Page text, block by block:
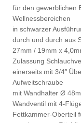
für den gewerblichen
Wellnessbereichen
in schwarzer
durch und durch aus
27mm / 19mm x
Zulassung
einerseits mit 3/4″
Aufweitschraube
mit Wandhalter Ø
Wandventil mit 4-
Fettkammer-Oberteil